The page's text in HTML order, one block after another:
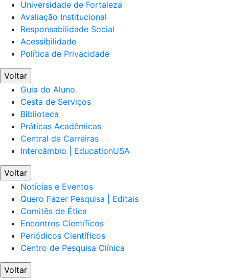
Universidade de Fortaleza
Avaliação Institucional
Responsabilidade Social
Acessibilidade
Política de Privacidade
Voltar
Guia do Aluno
Cesta de Serviços
Biblioteca
Práticas Acadêmicas
Central de Carreiras
Intercâmbio | EducationUSA
Voltar
Notícias e Eventos
Quero Fazer Pesquisa | Editais
Comitês de Ética
Encontros Científicos
Periódicos Científicos
Centro de Pesquisa Clínica
Voltar